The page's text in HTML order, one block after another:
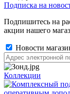
Подписка на
Подпишитесь на
акции нашего
Новости
Коллекции